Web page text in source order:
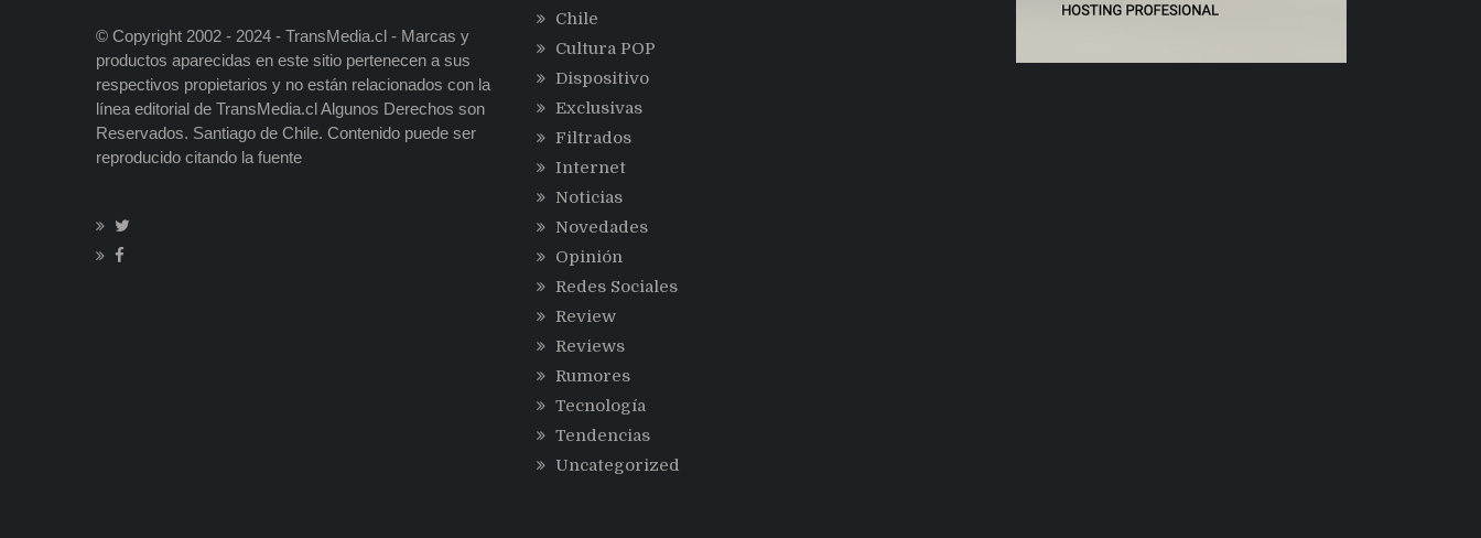
© Copyright 2002 - 2024 - TransMedia.cl - Marcas y
productos aparecidas en este sitio pertenecen a sus
respectivos propietarios y no están relacionados con la
línea editorial de TransMedia.cl Algunos Derechos son
Reservados. Santiago de Chile. Contenido puede ser
reproducido citando la fuente
Chile
Cultura POP
Dispositivo
Exclusivas
Filtrados
Internet
Noticias
Novedades
Opinión
Redes Sociales
Review
Reviews
Rumores
Tecnología
Tendencias
Uncategorized